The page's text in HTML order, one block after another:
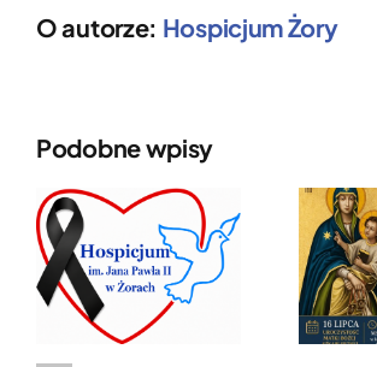
O autorze: Hospicjum Żory
Podobne wpisy